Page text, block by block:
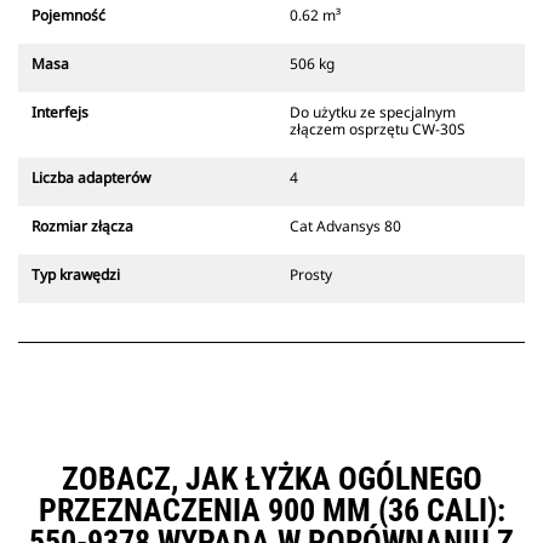
zasięgu wzroku operatora.
Cat są zgodne z gąsienicowymi
koparkami kołowymi. Dostępne są
kopania rowów.
specjalnych złączy CW
szybkozłączy. Specjalne złącza CW
mocowania osprzętu.
Pojemność 0.62 m³
Masa 506 kg
Interfejs
Do użytku ze specjalnym
złączem osprzętu CW-30S
Liczba adapterów 4
Rozmiar złącza Cat Advansys 80
Typ krawędzi Prosty
ZOBACZ, JAK ŁYŻKA OGÓLNEGO
PRZEZNACZENIA 900 MM (36 CALI):